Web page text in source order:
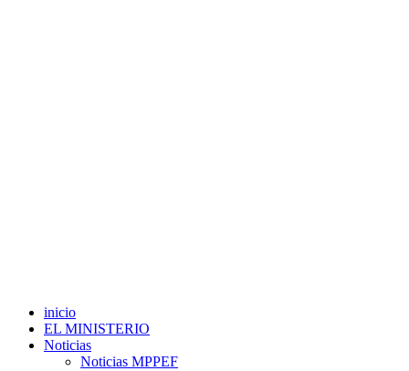
inicio
EL MINISTERIO
Noticias
Noticias MPPEF